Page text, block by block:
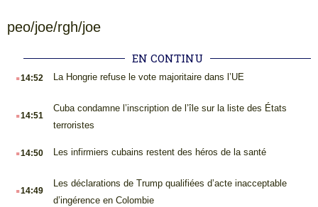
peo/joe/rgh/joe
EN CONTINU
.14:52 La Hongrie refuse le vote majoritaire dans l’UE
.14:51
Cuba condamne l’inscription de l’île sur la liste des États
terroristes
.14:50 Les infirmiers cubains restent des héros de la santé
.14:49
Les déclarations de Trump qualifiées d’acte inacceptable
d’ingérence en Colombie